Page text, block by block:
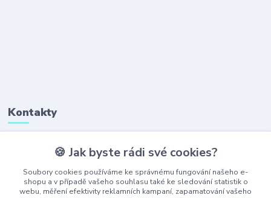
Kontakty
+420 777 323 641
(Po-Pá, 8-16 hod.)
obchod@ajaxshop.cz
🍪 Jak byste rádi své cookies?
Soubory cookies používáme ke správnému fungování našeho e-
shopu a v případě vašeho souhlasu také ke sledování statistik o
webu, měření efektivity reklamních kampaní, zapamatování vašeho